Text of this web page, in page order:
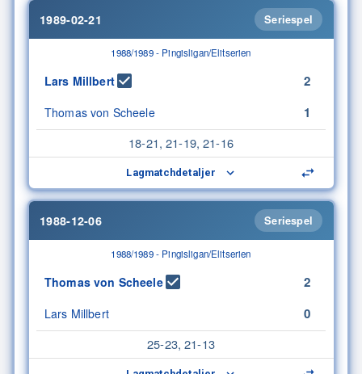
1989-02-21 Seriespel
1988/1989 - Pingisligan/Elitserien
Lars Millbert 2
Thomas von Scheele 1
18-21, 21-19, 21-16
Lagmatchdetaljer
1988-12-06 Seriespel
1988/1989 - Pingisligan/Elitserien
Thomas von Scheele 2
Lars Millbert 0
25-23, 21-13